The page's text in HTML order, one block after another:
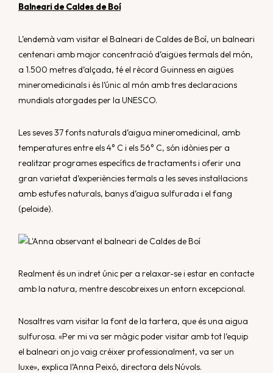
Balneari de Caldes de Boí
L’endemà vam visitar el Balneari de Caldes de Boí, un balneari
centenari amb major concentració d’aigües termals del món,
a 1.500 metres d’alçada, té el rècord Guinness en aigües
mineromedicinals i és l’únic al món amb tres declaracions
mundials atorgades per la UNESCO.
Les seves 37 fonts naturals d’aigua mineromedicinal, amb
temperatures entre els 4° C i els 56° C, són idònies per a
realitzar programes específics de tractaments i oferir una
gran varietat d’experiències termals a les seves instal·lacions
amb estufes naturals, banys d’aigua sulfurada i el fang
(peloide).
Realment és un indret únic per a relaxar-se i estar en contacte
amb la natura, mentre descobreixes un entorn excepcional.
Nosaltres vam visitar la font de la tartera, que és una aigua
sulfurosa. «Per mi va ser màgic poder visitar amb tot l’equip
el balneari on jo vaig créixer professionalment, va ser un
luxe», explica l’Anna Peixó, directora dels Núvols.